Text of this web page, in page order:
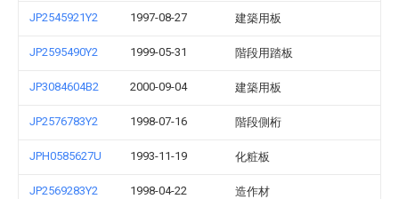
JP2545921Y2 1997-08-27 建築用板
JP2595490Y2 1999-05-31 階段用踏板
JP3084604B2 2000-09-04 建築用板
JP2576783Y2 1998-07-16 階段側桁
JPH0585627U 1993-11-19 化粧板
JP2569283Y2 1998-04-22 造作材